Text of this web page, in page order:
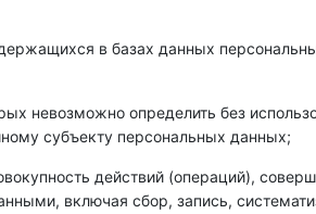
в базах данных
невозможно определить без
субъекту персональных данных;
действий (операций),
включая сбор, запись,